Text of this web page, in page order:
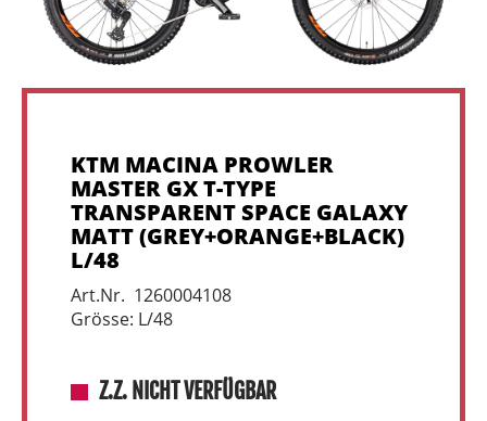
KTM MACINA PROWLER
MASTER GX T-TYPE
TRANSPARENT SPACE GALAXY
MATT (GREY+ORANGE+BLACK)
L/48
Art.Nr. 1260004108
Grösse: L/48
Z.Z. NICHT VERFÜGBAR